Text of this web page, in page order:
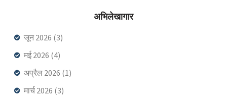
अभिलेखागार
जून 2026 (3)
मई 2026 (4)
अप्रैल 2026 (1)
मार्च 2026 (3)